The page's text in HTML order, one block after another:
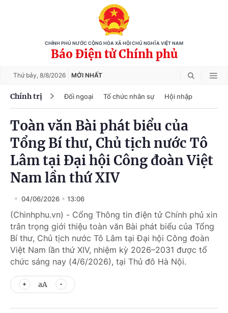
CHÍNH PHỦ NƯỚC CỘNG HÒA XÃ HỘI CHỦ NGHĨA VIỆT NAM
Báo Điện tử Chính phủ
Thứ bảy, 8/8/2026 MỚI NHẤT
Chính trị Đối ngoại Tổ chức nhân sự Hội nhập
Toàn văn Bài phát biểu của
Tổng Bí thư, Chủ tịch nước Tô
Lâm tại Đại hội Công đoàn Việt
Nam lần thứ XIV
04/06/2026 13:06
(Chinhphu.vn) - Cổng Thông tin điện tử Chính phủ xin
trân trọng giới thiệu toàn văn Bài phát biểu của Tổng
Bí thư, Chủ tịch nước Tô Lâm tại Đại hội Công đoàn
Việt Nam lần thứ XIV, nhiệm kỳ 2026–2031 được tổ
chức sáng nay (4/6/2026), tại Thủ đô Hà Nội.
aA